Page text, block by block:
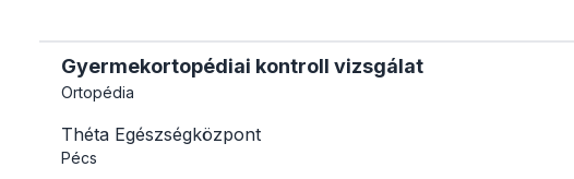
Gyermekortopédiai kontroll vizsgálat
Ortopédia
Théta Egészségközpont
Pécs